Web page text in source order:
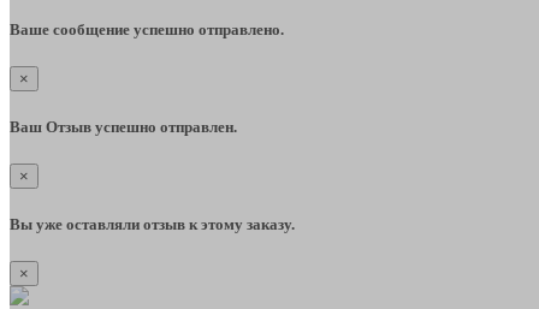
Ваше сообщение успешно отправлено.
×
Ваш Отзыв успешно отправлен.
×
Вы уже оставляли отзыв к этому заказу.
×